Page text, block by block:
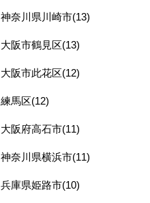
神奈川県川崎市(13)
大阪市鶴見区(13)
大阪市此花区(12)
練馬区(12)
大阪府高石市(11)
神奈川県横浜市(11)
兵庫県姫路市(10)